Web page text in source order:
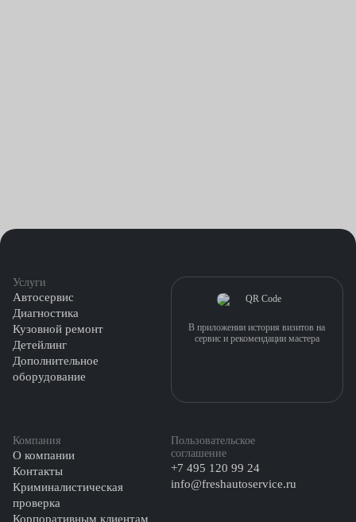
Услуги
Автосервис
Диагностика
Кузовной ремонт
Детейлинг
Дополнительное
оборудование
Компания
О компании
Контакты
Криминалистическая
проверка
Корпоративным клиентам
Пользовательское
соглашение
+7 495 120 99 24
info@freshautoservice.ru
В приложении история визитов на
сервис и рекомендации мастера